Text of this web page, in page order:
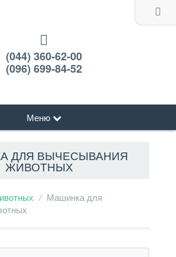
(044) 360-62-00
(096) 699-84-52
Меню
ДЛЯ ВЫЧЕСЫВАНИЯ
ЖИВОТНЫХ
Машинка для